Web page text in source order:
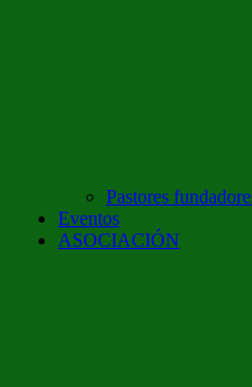
Pastores
Eventos
ASOCIACIÓN